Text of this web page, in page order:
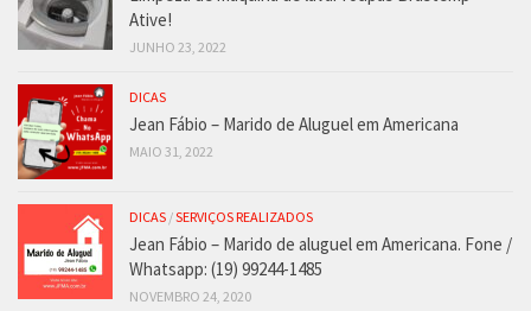
Ative!
JUNHO 23, 2022
DICAS
Jean Fábio – Marido de Aluguel em Americana
MAIO 31, 2022
DICAS /SERVIÇOS REALIZADOS
Jean Fábio – Marido de aluguel em Americana. Fone /
Whatsapp: (19) 99244-1485
NOVEMBRO 24, 2020